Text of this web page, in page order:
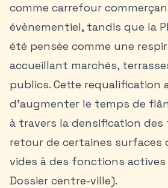
comme carrefour
évènementiel, tandis que la
été pensée comme une
accueillant marchés,
publics. Cette requalification
d’augmenter le temps de
à travers la densification des
retour de certaines surfaces
vides à des fonctions actives
Dossier centre-ville).